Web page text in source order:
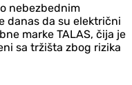
nebezbednim
danas da su električni
marke TALAS, čija je
sa tržišta zbog rizika